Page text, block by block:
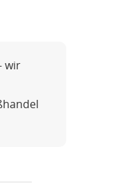
wir